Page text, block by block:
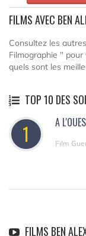
FILMS AVEC BEN
Consultez les
Filmographie " pour
quels sont les
TOP 10 DES
1 A
Film
FILMS BEN